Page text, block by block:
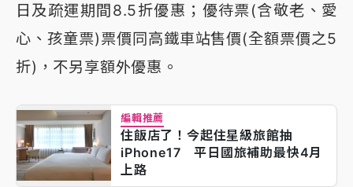
日及疏運期間8.5折優惠；優待票(含敬老、愛
心、孩童票)票價同高鐵車站售價(全額票價之5
折)，不另享額外優惠。
編輯推薦
住飯店了！今起住星級旅館抽
iPhone17 平日國旅補助最快4月
上路